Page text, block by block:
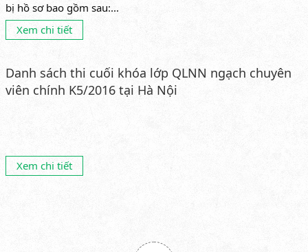
bị hồ sơ bao gồm sau:...
Xem chi tiết
Danh sách thi cuối khóa lớp QLNN ngạch chuyên
viên chính K5/2016 tại Hà Nội
Xem chi tiết